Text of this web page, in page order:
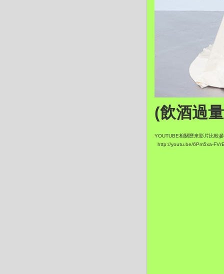
(飲酒過
YOUTUBE相關歷來影片比較
http://youtu.be/6Pm5xa-